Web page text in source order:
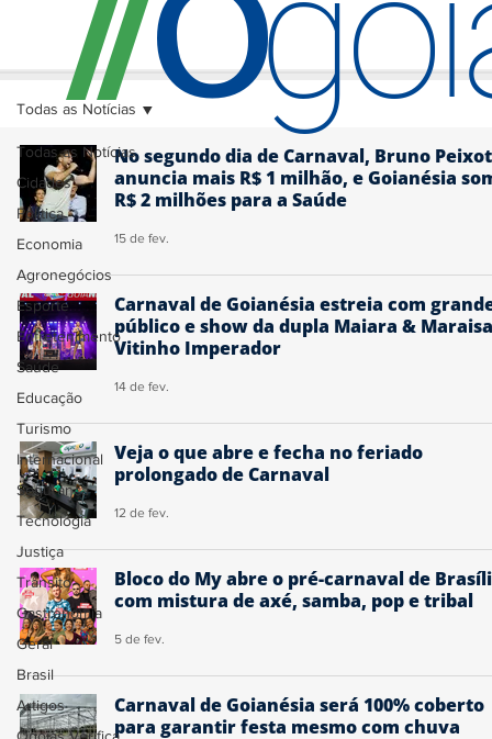
Todas as Notícias
Cidades
Política
Economia
Agronegócios
Esporte
Entretenimento
Saúde
Educação
Turismo
Internacional
Segurança
Tecnologia
Justiça
Trânsito
Gastronomia
Geral
Brasil
Artigos
Todas as Notícias
No segundo dia de Carnaval, Bruno
anuncia mais R$ 1 milhão, e Goianésia
R$ 2 milhões para a Saúde
15 de fev.
Carnaval de Goianésia estreia com
público e show da dupla Maiara &
Vitinho Imperador
14 de fev.
Veja o que abre e fecha no feriado
prolongado de Carnaval
12 de fev.
Bloco do My abre o pré-carnaval de
com mistura de axé, samba, pop e tribal
5 de fev.
Carnaval de Goianésia será 100% coberto
para garantir festa mesmo com chuva